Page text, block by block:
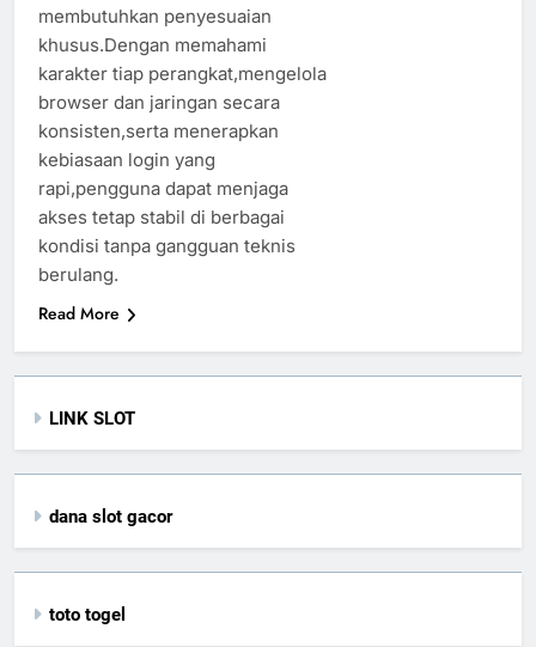
membutuhkan penyesuaian
khusus.Dengan memahami
karakter tiap perangkat,mengelola
browser dan jaringan secara
konsisten,serta menerapkan
kebiasaan login yang
rapi,pengguna dapat menjaga
akses tetap stabil di berbagai
kondisi tanpa gangguan teknis
berulang.
Read More
LINK SLOT
dana slot gacor
toto togel